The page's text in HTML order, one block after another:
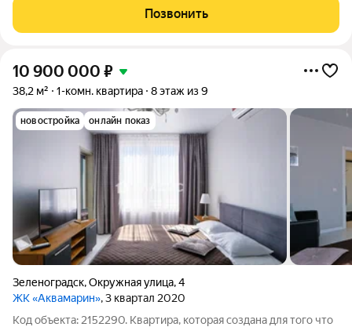
Ориентиры: ресторан "Гнездо", Западный пляж, новая ж/д
станция. Планировка - изолированная
Позвонить
10 900 000 ₽
38,2 м² 1-комн. квартира 8 этаж из 9
новостройка онлайн показ
Зеленоградск,Окружная улица,4
ЖК «Аквамарин», 3 квартал 2020
Код объекта: 2152290. Квартира, которая создана для того что